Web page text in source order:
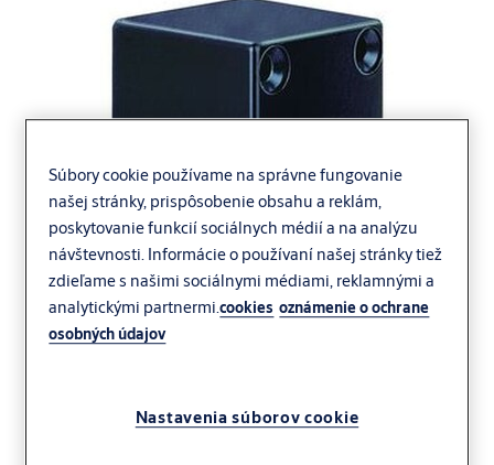
Súbory cookie používame na správne fungovanie
našej stránky, prispôsobenie obsahu a reklám,
poskytovanie funkcií sociálnych médií a na analýzu
návštevnosti. Informácie o používaní našej stránky tiež
zdieľame s našimi sociálnymi médiami, reklamnými a
analytickými partnermi.cookies oznámenie o ochrane
osobných údajov
Nastavenia súborov cookie